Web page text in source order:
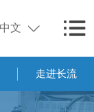
中文
走进长流